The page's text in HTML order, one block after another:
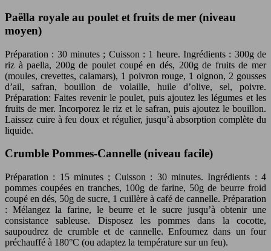
Paëlla royale au poulet et fruits de mer (niveau
moyen)
Préparation : 30 minutes ; Cuisson : 1 heure. Ingrédients : 300g de
riz à paella, 200g de poulet coupé en dés, 200g de fruits de mer
(moules, crevettes, calamars), 1 poivron rouge, 1 oignon, 2 gousses
d’ail, safran, bouillon de volaille, huile d’olive, sel, poivre.
Préparation: Faites revenir le poulet, puis ajoutez les légumes et les
fruits de mer. Incorporez le riz et le safran, puis ajoutez le bouillon.
Laissez cuire à feu doux et régulier, jusqu’à absorption complète du
liquide.
Crumble Pommes-Cannelle (niveau facile)
Préparation : 15 minutes ; Cuisson : 30 minutes. Ingrédients : 4
pommes coupées en tranches, 100g de farine, 50g de beurre froid
coupé en dés, 50g de sucre, 1 cuillère à café de cannelle. Préparation
: Mélangez la farine, le beurre et le sucre jusqu’à obtenir une
consistance sableuse. Disposez les pommes dans la cocotte,
saupoudrez de crumble et de cannelle. Enfournez dans un four
préchauffé à 180°C (ou adaptez la température sur un feu).